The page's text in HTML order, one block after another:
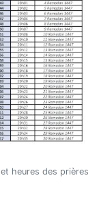
heures des prières